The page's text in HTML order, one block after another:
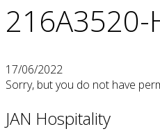
216A3520-
17/06/2022
Sorry, but you do not have
JAN Hospitality